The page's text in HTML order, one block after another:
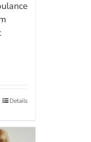
Details